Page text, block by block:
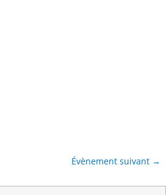
Évènement suivant →